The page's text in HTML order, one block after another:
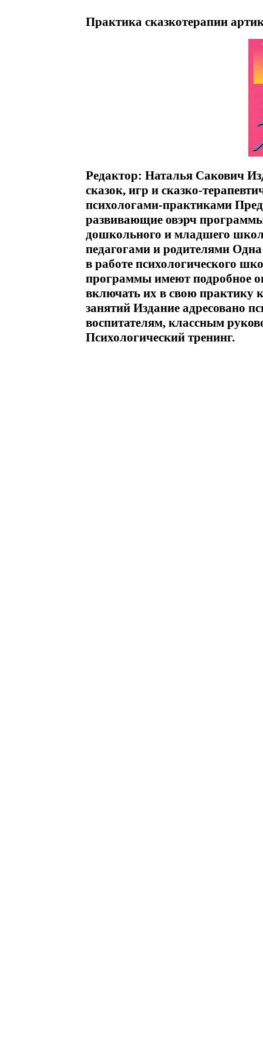
Практика сказкотерапии
Редактор: Наталья Сакович
сказок, игр и сказко-
психологами-практиками
развивающие овэрч
дошкольного и младшего
педагогами и родителями
в работе психологического
программы имеют подробное
включать их в свою практику
занятий Издание адресовано
воспитателям, классным
Психологический тренинг.